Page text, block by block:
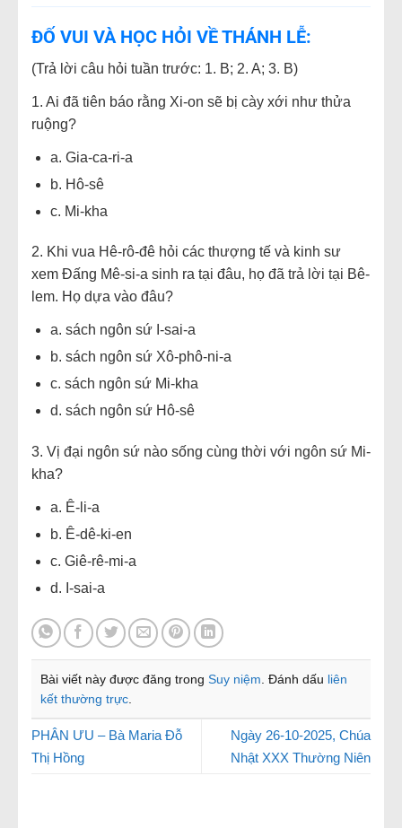
ĐỐ VUI VÀ HỌC HỎI VỀ THÁNH LỄ:
(Trả lời câu hỏi tuần trước: 1. B; 2. A; 3. B)
1. Ai đã tiên báo rằng Xi-on sẽ bị cày xới như thửa
ruộng?
a. Gia-ca-ri-a
b. Hô-sê
c. Mi-kha
2. Khi vua Hê-rô-đê hỏi các thượng tế và kinh sư
xem Đấng Mê-si-a sinh ra tại đâu, họ đã trả lời tại Bê-
lem. Họ dựa vào đâu?
a. sách ngôn sứ I-sai-a
b. sách ngôn sứ Xô-phô-ni-a
c. sách ngôn sứ Mi-kha
d. sách ngôn sứ Hô-sê
3. Vị đại ngôn sứ nào sống cùng thời với ngôn sứ Mi-
kha?
a. Ê-li-a
b. Ê-dê-ki-en
c. Giê-rê-mi-a
d. I-sai-a
Bài viết này được đăng trong Suy niệm . Đánh dấu liên
kết thường trực
PHÂN ƯU – Bà Maria Đỗ
Thị Hồng
Ngày 26-10-2025, Chúa
Nhật XXX Thường Niên